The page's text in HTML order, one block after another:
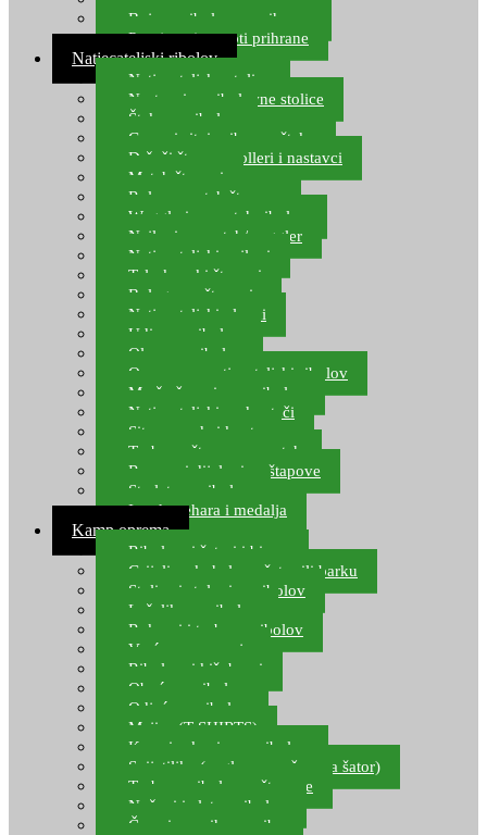
Boje za ribolovnu prihranu
Provjereni recepti prihrane
Natjecateljski ribolov
Natjecateljske stolice
Nastavci za ribolovne stolice
Šteke za ribolov
Gume i sitni pribor za šteku
Držači štapova rolleri i nastavci
Match štapovi
Role za match štapove
Waggleri za match ribolov
Najloni za match/waggler
Natjecateljski najloni
Teleskopski štapovi
Bolognese štapovi
Natjecateljski plovci
Udice za ribolov
Olovo za ribolov
Oprema za natjecateljski ribolov
Mreže čuvarice za ribolov
Natjecateljski podmetači
Sito, posude i kante
Torbe za štapove – match
Rezervni dijelovi za štapove
Starlete za ribolov
Izrada pehara i medalja
Kamp oprema
Ribolovni šatori i bivvy
Grijalice, kuhala za šator ili barku
Stolice i stolovi za ribolov
Ležaljke za ribolov
Ruksaci i torbe za ribolov
Vreće za spavanje
Ribolovni kišobrani
Obuća za ribolov
Odjeća za ribolov
Majice (T-SHIRTS)
Kape i rukavice za ribolov
Svijetiljke (naglavne, ručne, za šator)
Torbe za ribolovne štapove
Noževi i alat za ribolov
Čamci za prihranu ribe